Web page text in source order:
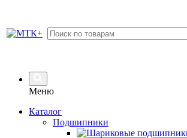
Меню
Каталог
Подшипники